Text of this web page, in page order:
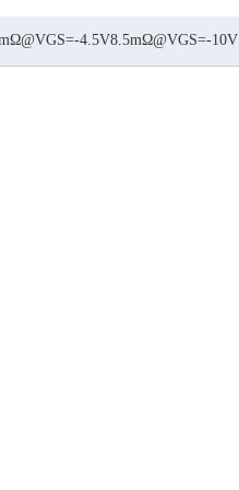
4.5V8.5mΩ@VGS=-10V